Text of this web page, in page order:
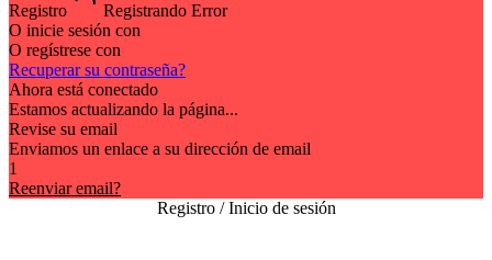
Registro
Registrando Error
O inicie sesión con
O regístrese con
Recuperar su contraseña?
Ahora está conectado
Estamos actualizando la página...
Revise su email
Enviamos un enlace a su dirección de email
1
Reenviar email?
Registro / Inicio de sesión